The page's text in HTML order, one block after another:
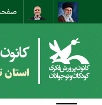
نقشه سایت
ارتباط مستقیم
استان